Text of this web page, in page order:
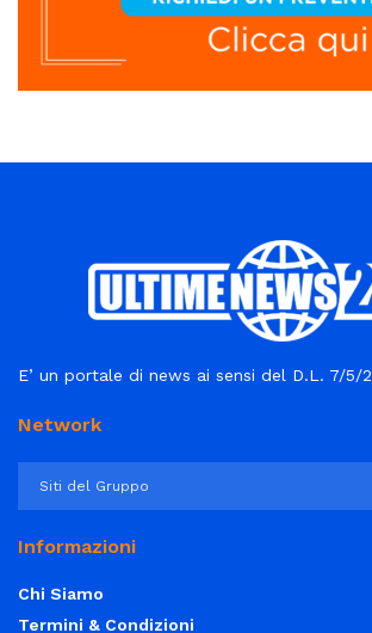
E’ un portale di news ai sensi del D.L. 7/5/
Network
Informazioni
Chi Siamo
Termini & Condizioni